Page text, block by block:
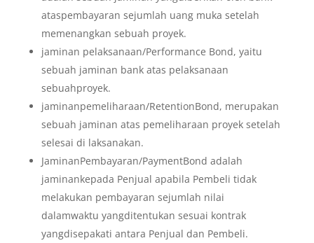
ataspembayaran sejumlah uang muka setelah
memenangkan sebuah proyek.
jaminan pelaksanaan/Performance Bond, yaitu
sebuah jaminan bank atas pelaksanaan
sebuahproyek.
jaminanpemeliharaan/RetentionBond, merupakan
sebuah jaminan atas pemeliharaan proyek setelah
selesai di laksanakan.
JaminanPembayaran/PaymentBond adalah
jaminankepada Penjual apabila Pembeli tidak
melakukan pembayaran sejumlah nilai
dalamwaktu yangditentukan sesuai kontrak
yangdisepakati antara Penjual dan Pembeli.